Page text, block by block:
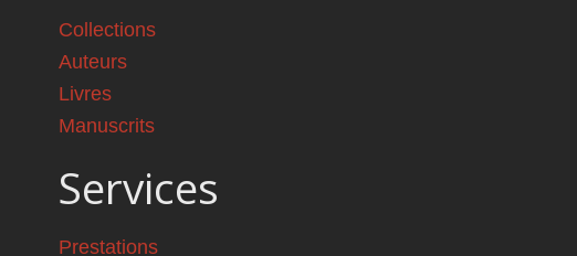
Collections
Auteurs
Livres
Manuscrits
Services
Prestations